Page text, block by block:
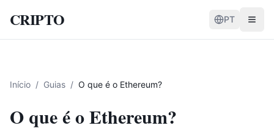
CRIPTO PT
Início / Guias / O que é o Ethereum?
O que é o Ethereum?